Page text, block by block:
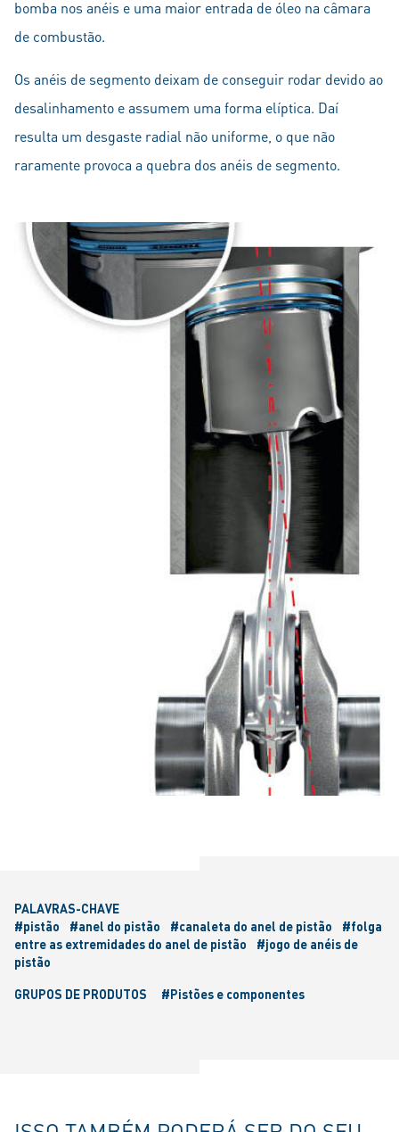
bomba nos anéis e uma maior entrada de óleo na câmara
de combustão.
Os anéis de segmento deixam de conseguir rodar devido ao
desalinhamento e assumem uma forma elíptica. Daí
resulta um desgaste radial não uniforme, o que não
raramente provoca a quebra dos anéis de segmento.
PALAVRAS-CHAVE
#pistão
#anel do pistão #canaleta do anel de pistão
#folga
entre as extremidades do anel de pistão
#jogo de anéis de
pistão
GRUPOS DE PRODUTOS
#Pistões e componentes